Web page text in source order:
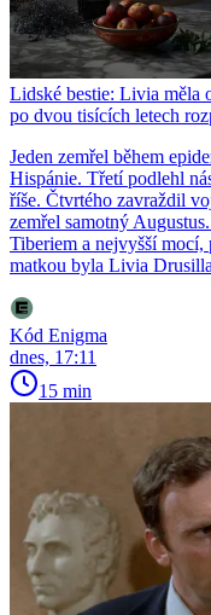
Lidské bestie: Livia měla
po dvou tisících letech
Jeden zemřel během
Hispánie. Třetí podlehl
říše. Čtvrtého zavraždil
zemřel samotný
Tiberiem a nejvyšší mocí,
matkou byla Livia
Kód Enigma
dnes, 17:11
15 min